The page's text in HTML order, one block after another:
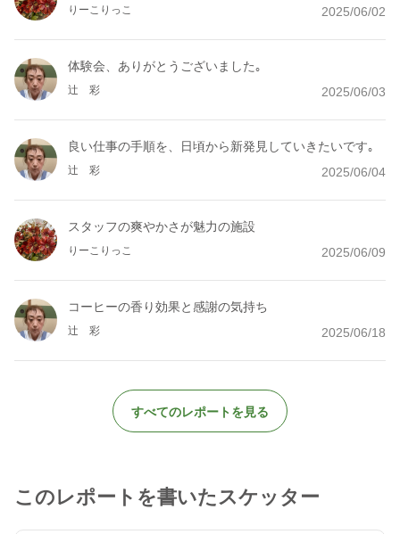
りーこりっこ 2025/06/02
体験会、ありがとうございました｡
辻 彩 2025/06/03
良い仕事の手順を、日頃から新発見していきたいです｡
辻 彩 2025/06/04
スタッフの爽やかさが魅力の施設
りーこりっこ 2025/06/09
コーヒーの香り効果と感謝の気持ち
辻 彩 2025/06/18
すべてのレポートを見る
このレポートを書いたスケッター